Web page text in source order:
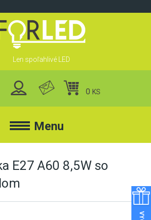
Len spoľahlivé LED
0 KS
Menu
FORLED
KONTAKT
E27 A60 8,5W so